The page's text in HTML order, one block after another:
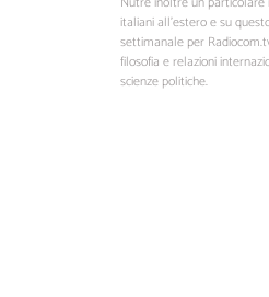
italiani all’estero e su
settimanale per
filosofia e relazioni
scienze politiche.